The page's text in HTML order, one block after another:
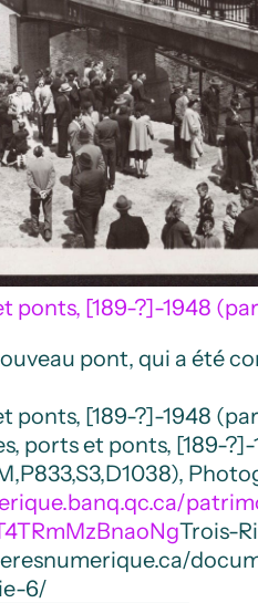
ponts, [189-?]-1948
pont, qui a été
ponts, [189-?]-1948
ports et ponts, [189-
Trois-
6/